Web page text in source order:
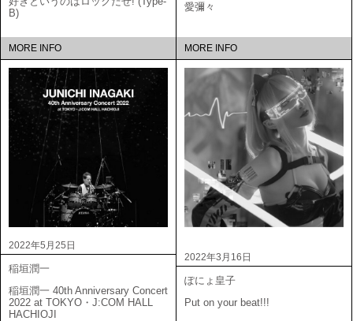
B)
MORE INFO
愛彌々
MORE INFO
2022年5月25日
稲垣潤一
稲垣潤一 40th Anniversary Concert
2022 at TOKYO・J:COM HALL
HACHIOJI
2022年3月16日
ぽにょ皇子
Put on your beat!!!